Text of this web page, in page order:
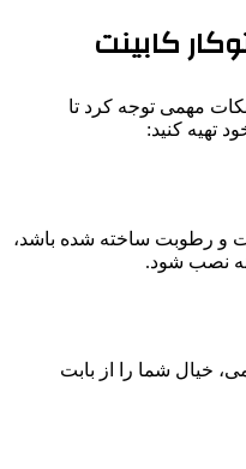
کابینت
نکات مهمی توجه کرد تا
تهیه کنید:
و رطوبت ساخته شده باشد،
نصب شود.
خیال شما را از بابت